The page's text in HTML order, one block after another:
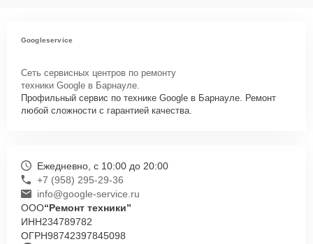
Googleservice
Сеть сервисных центров по ремонту
техники Google в Барнауле.
Профильный сервис по технике Google в Барнауле. Ремонт
любой сложности с гарантией качества.
Ежедневно, с 10:00 до 20:00
+7 (958) 295-29-36
info@google-service.ru
ООО“Ремонт техники”
ИНН234789782
ОГРН98742397845098